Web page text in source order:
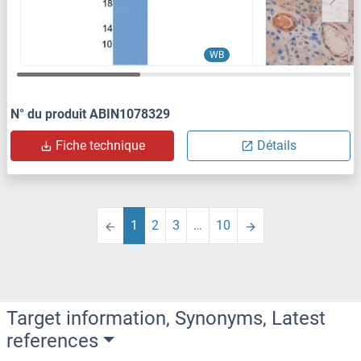
WB
N° du produit ABIN1078329
Fiche technique Détails
1 2 3 … 10
Target information, Synonyms, Latest
references